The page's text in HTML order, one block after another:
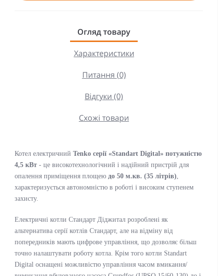
Огляд товару
Характеристики
Питання (0)
Відгуки (0)
Схожі товари
Котел електричний Tenko серії «Standart Digital» потужністю
4,5 кВт - це високотехнологічний і надійний пристрій для
опалення приміщення площею до 50 м.кв. (35 літрів),
характеризується автономністю в роботі і високим ступенем
захисту.
Електричні котли Стандарт Діджитал розроблені як
альтернатива серії котлів Стандарт, але на відміну від
попередників мають цифрове управління, що дозволяє більш
точно налаштувати роботу котла. Крім того котли Standart
Digital оснащені можливістю управління часом вмикання/